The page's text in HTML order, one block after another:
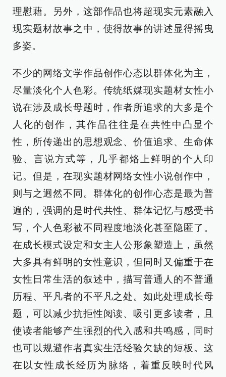
理慰藉。另外，这部作品也将超现实元素融入
现实题材故事之中，使得故事的讲述显得摇曳
多姿。
不少的网络文学作品创作心态以群体化为主，
尽量淡化个人色彩。传统纸媒现实题材女性小
说在涉及成长母题时，作者所追求的大多是个
人化的创作，其作品往往是在共性中凸显个
性，所传递出的思想观念、价值追求、生命体
验、言说方式等，几乎都烙上鲜明的个人印
记。但是，在现实题材网络女性小说创作中，
则与之迥然不同。群体化的创作心态是最为普
遍的，强调的是时代共性、群体记忆与感受书
写，个人色彩被不同程度地淡化甚至隐匿了。
在成长模式设定和女主人公形象塑造上，虽然
大多具有鲜明的女性意识，但同时又偏重于在
女性日常生活的叙述中，描写普通人的不普通
历程、平凡者的不平凡之处。如此处理成长母
题，可以减少抗拒性阅读、吸引更多读者，且
使读者能够产生强烈的代入感和共鸣感，同时
也可以规避作者真实生活经验欠缺的短板。这
在以女性成长经历为脉络，着重反映时代风